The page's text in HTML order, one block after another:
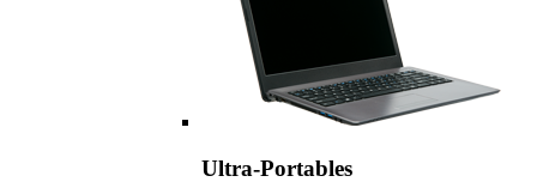
Ultra-Portables